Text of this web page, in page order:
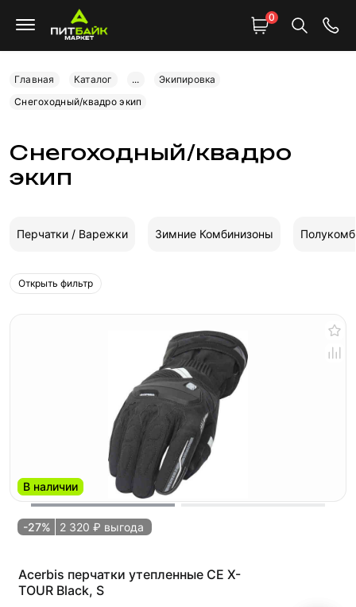
0
Главная Каталог ...
Экипировка
Снегоходный/квадро экип
Снегоходный/квадро
экип
Перчатки / Варежки Зимние Комбинизоны
Открыть фильтр
В наличии
-27% 2 320 ₽ выгода
Acerbis перчатки утепленные CE X-
TOUR Black, S